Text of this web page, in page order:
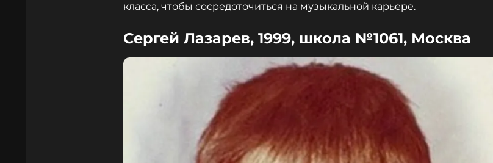
класса, чтобы сосредоточиться на музыкальной карьере.
Сергей Лазарев, 1999, школа №1061, Москва